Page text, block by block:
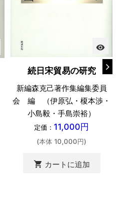
visibility
続日宋貿易の研究
新編森克己著作集編集委員
会 編 （伊原弘・榎本渉・
小島毅・手島崇裕）
定価： 11,000円
(本体 10,000円)
shopping_cart カートに追加